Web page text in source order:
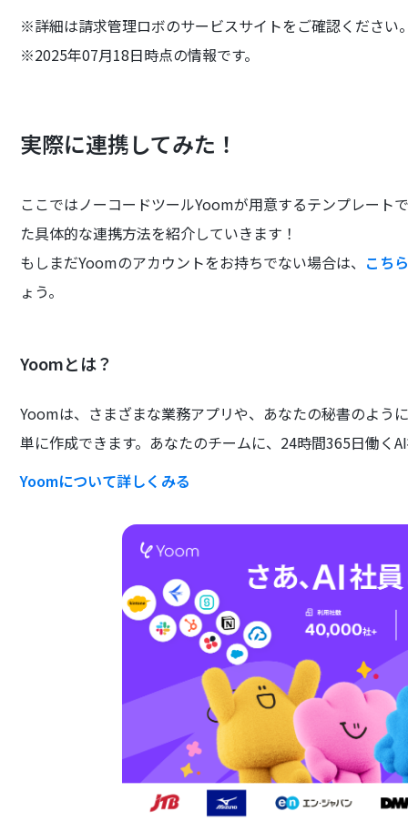
※詳細は請求管理ロボのサービスサイトをご確認ください
※2025年07月18日時点の情報です。
実際に連携してみた！
ここではノーコードツールYoomが用意するテンプレート
た具体的な連携方法を紹介していきます！
もしまだYoomのアカウントをお持ちでない場合は、 こち
ょう。
Yoomとは？
Yoomは、さまざまな業務アプリや、あなたの秘書のよう
単に作成できます。あなたのチームに、24時間365日働く
Yoomについて詳しくみる